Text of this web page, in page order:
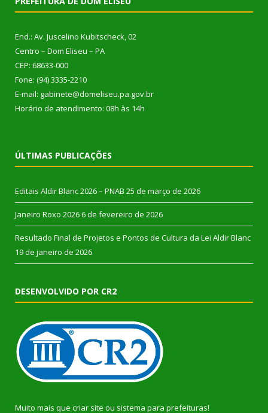
End.: Av. Juscelino Kubitscheck, 02
Centro – Dom Eliseu – PA
CEP: 68633-000
Fone: (94) 3335-2210
E-mail: gabinete@domeliseu.pa.gov.br
Horário de atendimento: 08h às 14h
ÚLTIMAS PUBLICAÇÕES
Editais Aldir Blanc 2026 – PNAB 25 de março de 2026
Janeiro Roxo 2026 6 de fevereiro de 2026
Resultado Final de Projetos e Pontos de Cultura da Lei Aldir Blanc
19 de janeiro de 2026
DESENVOLVIDO POR CR2
Muito mais que criar site ou sistema para prefeituras!